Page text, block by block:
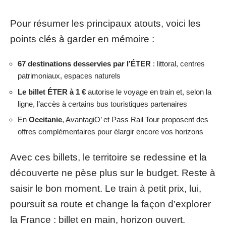
Pour résumer les principaux atouts, voici les
points clés à garder en mémoire :
67 destinations desservies par l’ÉTER : littoral, centres
patrimoniaux, espaces naturels
Le billet ÉTER à 1 € autorise le voyage en train et, selon la
ligne, l’accès à certains bus touristiques partenaires
En Occitanie, AvantagiO’ et Pass Rail Tour proposent des
offres complémentaires pour élargir encore vos horizons
Avec ces billets, le territoire se redessine et la
découverte ne pèse plus sur le budget. Reste à
saisir le bon moment. Le train à petit prix, lui,
poursuit sa route et change la façon d’explorer
la France : billet en main, horizon ouvert.